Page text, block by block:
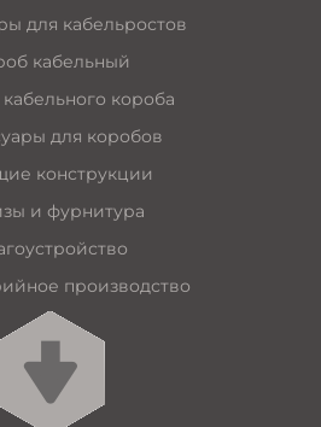
для кабельростов
кабельный
короба
для коробов
конструкции
и фурнитура
производство